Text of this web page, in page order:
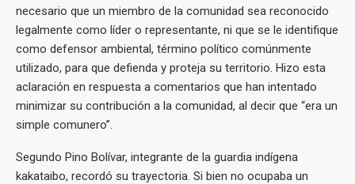
necesario que un miembro de la comunidad sea reconocido
legalmente como líder o representante, ni que se le identifique
como defensor ambiental, término político comúnmente
utilizado, para que defienda y proteja su territorio. Hizo esta
aclaración en respuesta a comentarios que han intentado
minimizar su contribución a la comunidad, al decir que “era un
simple comunero”.
Segundo Pino Bolívar, integrante de la guardia indígena
kakataibo, recordó su trayectoria. Si bien no ocupaba un